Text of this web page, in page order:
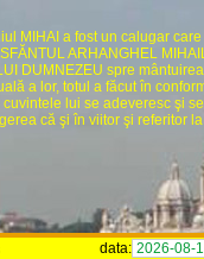
MIHAI a fost un calugar
ARHANGHEL
DUMNEZEU spre
a lor, totul a făcut în
lui se adeveresc şi se
că şi în viitor şi referitor
data: 2026-08-